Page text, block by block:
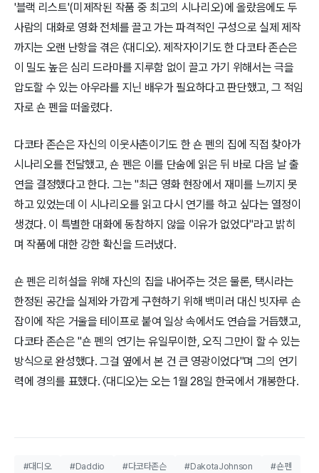
'블랙 리스트'(미제작된 작품 중 최고의 시나리오)에 올랐음에도 두
사람의 대화로 영화 전체를 끌고 가는 파격적인 구성으로 실제 제작
까지는 오랜 난항을 겪은 〈대디오〉. 제작자이기도 한 다코타 존슨은
이 밀도 높은 심리 드라마를 지루함 없이 끌고 가기 위해서는 극을
압도할 수 있는 아우라를 지닌 배우가 필요하다고 판단했고, 그 적임
자로 숀 펜을 떠올렸다.
다코타 존슨은 자신의 이웃사촌이기도 한 숀 펜의 집에 직접 찾아가
시나리오를 전달했고, 숀 펜은 이를 단숨에 읽은 뒤 바로 다음 날 출
연을 결정했다고 한다. 그는 "최근 영화 현장에서 재미를 느끼지 못
하고 있었는데 이 시나리오를 읽고 다시 연기를 하고 싶다는 열정이
생겼다. 이 특별한 대화에 동참하지 않을 이유가 없었다"라고 밝히
며 작품에 대한 강한 확신을 드러냈다.
숀 펜은 리허설을 위해 자신의 집을 내어주는 것은 물론, 택시라는
한정된 공간을 실제와 가깝게 구현하기 위해 백미러 대신 빗자루 손
잡이에 작은 거울을 테이프로 붙여 일상 속에서도 연습을 거듭했고,
다코타 존슨은 "숀 펜의 연기는 유일무이한, 오직 그만이 할 수 있는
방식으로 완성했다. 그걸 옆에서 본 건 큰 영광이었다"며 그의 연기
력에 경의를 표했다. 〈대디오〉는 오는 1월 28일 한국에서 개봉한다.
#대디오 #Daddio #다코타존슨 #DakotaJohnson #숀펜